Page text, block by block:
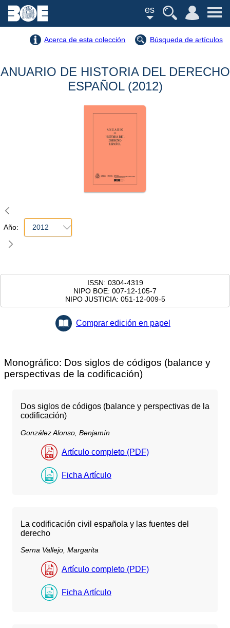
es
Acerca de esta colección Búsqueda de artículos
ANUARIO DE HISTORIA DEL DERECHO
ESPAÑOL (2012)
Año: 2012
ISSN: 0304-4319
NIPO BOE: 007-12-105-7
NIPO JUSTICIA: 051-12-009-5
Comprar edición en papel
Monográfico: Dos siglos de códigos (balance y
perspectivas de la codificación)
Dos siglos de códigos (balance y perspectivas de la
codificación)
González Alonso, Benjamín
Artículo completo (PDF)
Ficha Artículo
La codificación civil española y las fuentes del
derecho
Serna Vallejo, Margarita
Artículo completo (PDF)
Ficha Artículo